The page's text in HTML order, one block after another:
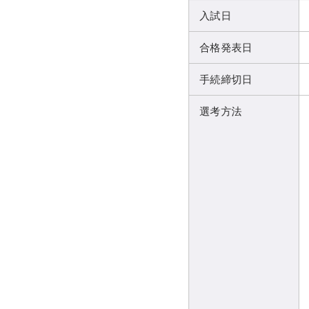
入試日
合格発表日
手続締切日
選考方法